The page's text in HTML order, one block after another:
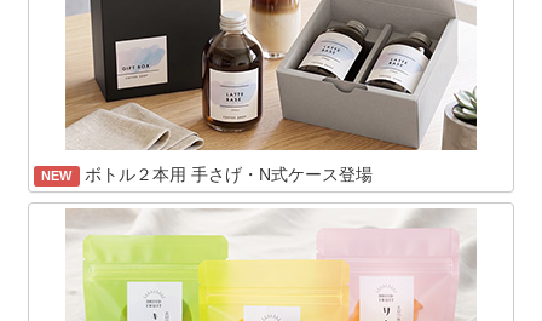
NEW ボトル２本用 手さげ・N式ケース登場